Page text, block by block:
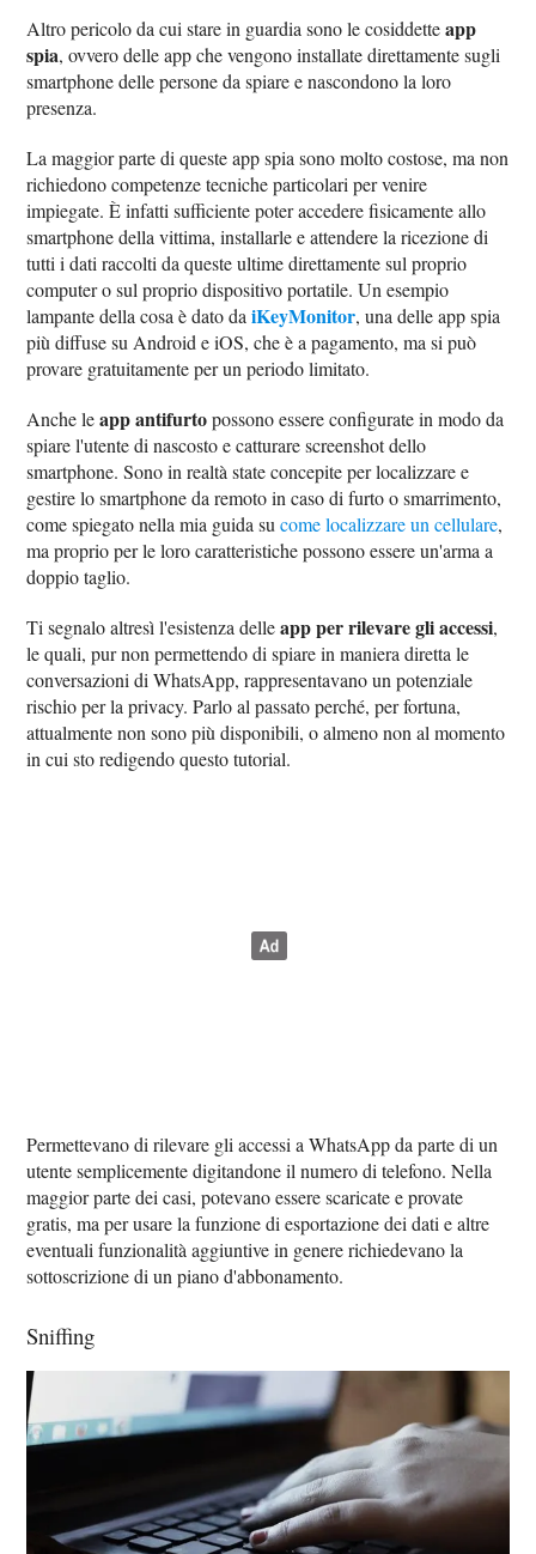
Altro pericolo da cui stare in guardia sono le cosiddetteapp
spia, ovvero delle app che vengono installate direttamente sugli
smartphone delle persone da spiare e nascondono la loro
presenza.
La maggior parte di queste app spia sono molto costose, ma non
richiedono competenze tecniche particolari per venire
impiegate. È infatti sufficiente poter accedere fisicamente allo
smartphone della vittima, installarle e attendere la ricezione di
tutti i dati raccolti da queste ultime direttamente sul proprio
computer o sul proprio dispositivo portatile. Un esempio
lampante della cosa è dato daiKeyMonitor, una delle app spia
più diffuse su Android e iOS, che è a pagamento, ma si può
provare gratuitamente per un periodo limitato.
Anche leapp antifurtopossono essere configurate in modo da
spiare l'utente di nascosto e catturare screenshot dello
smartphone. Sono in realtà state concepite per localizzare e
gestire lo smartphone da remoto in caso di furto o smarrimento,
come spiegato nella mia guida sucome localizzare un cellulare,
ma proprio per le loro caratteristiche possono essere un'arma a
doppio taglio.
Ti segnalo altresì l'esistenza delleapp per rilevare gli accessi,
le quali, pur non permettendo di spiare in maniera diretta le
conversazioni di WhatsApp, rappresentavano un potenziale
rischio per la privacy. Parlo al passato perché, per fortuna,
attualmente non sono più disponibili, o almeno non al momento
in cui sto redigendo questo tutorial.
Permettevano di rilevare gli accessi a WhatsApp da parte di un
utente semplicemente digitandone il numero di telefono. Nella
maggior parte dei casi, potevano essere scaricate e provate
gratis, ma per usare la funzione di esportazione dei dati e altre
eventuali funzionalità aggiuntive in genere richiedevano la
sottoscrizione di un piano d'abbonamento.
Sniffing